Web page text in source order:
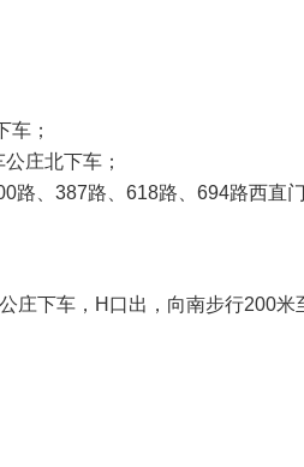
车；
庄北下车；
路、387路、618路、694路西直
庄下车，H口出，向南步行200